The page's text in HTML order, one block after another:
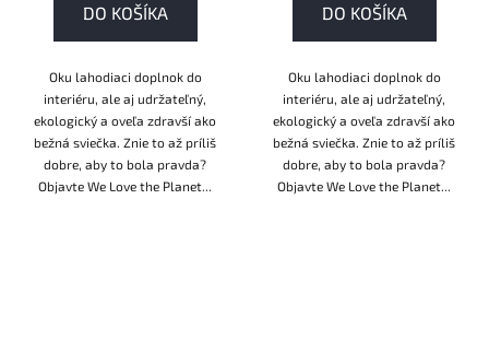
DO KOŠÍKA
Oku lahodiaci doplnok do
interiéru, ale aj udržateľný,
ekologický a oveľa zdravší ako
bežná sviečka. Znie to až príliš
dobre, aby to bola pravda?
Objavte We Love the Planet...
DO KOŠÍKA
Oku lahodiaci doplnok do
interiéru, ale aj udržateľný,
ekologický a oveľa zdravší ako
bežná sviečka. Znie to až príliš
dobre, aby to bola pravda?
Objavte We Love the Planet...